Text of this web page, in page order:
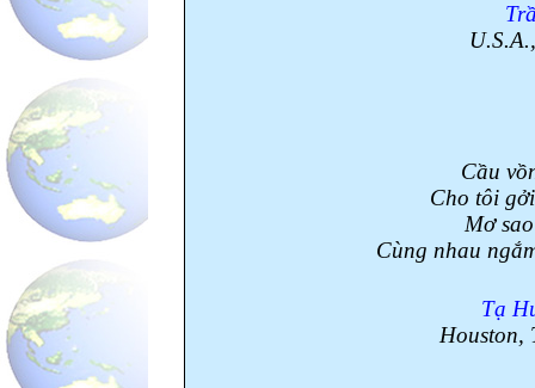
Cầu
Cho tôi
Mơ
Cùng nhau
Tạ
Houston,